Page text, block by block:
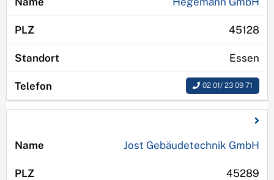
45128
Essen
02 01/ 23 09 71
Jost Gebäudetechnik GmbH
45289